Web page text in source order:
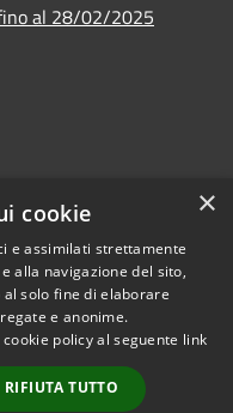
al 28/02/2025
© 2026 • Comune di
Municipium•
Accesso
×
cookie
e assimilati strettamente
alla navigazione del sito,
solo fine di elaborare
e anonime.
policy al seguente link
RIFIUTA TUTTO